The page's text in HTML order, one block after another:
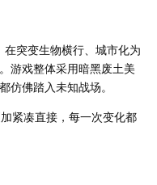
突变生物横行、城市化为
游戏整体采用暗黑废土美
仿佛踏入未知战场。
紧凑直接，每一次变化都